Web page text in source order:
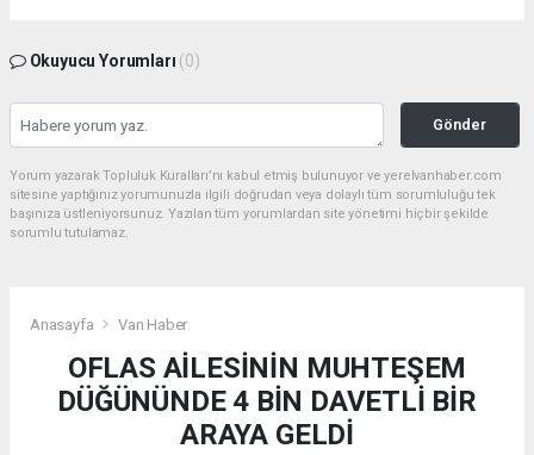
Okuyucu Yorumları (0)
Gönder
Yorum yazarak Topluluk Kuralları’nı kabul etmiş bulunuyor ve yerelvanhaber.com
sitesine yaptığınız yorumunuzla ilgili doğrudan veya dolaylı tüm sorumluluğu tek
başınıza üstleniyorsunuz. Yazılan tüm yorumlardan site yönetimi hiçbir şekilde
sorumlu tutulamaz.
Anasayfa Van Haber
OFLAS AİLESİNİN MUHTEŞEM
DÜĞÜNÜNDE 4 BİN DAVETLİ BİR
ARAYA GELDİ